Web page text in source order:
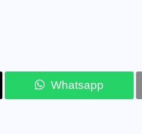
Whatsapp